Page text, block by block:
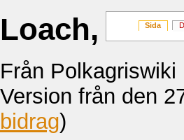
Loach,
Från Polkagriswiki
Version från den
bidrag)
Sida